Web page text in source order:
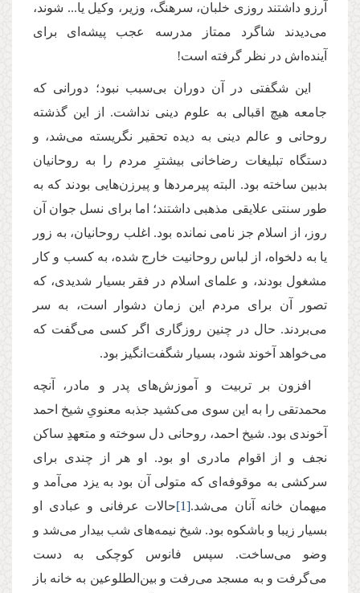
آرزو داشتند روزى خلبان، سرهنگ، وزیر، وكیل یا... شوند،
مى‌دیدند شاگرد ممتاز مدرسه عجب پیشه‌اى براى
آینده‌اش در نظر گرفته است!
این شگفتى در آن دوران بى‌سبب نبود؛ دورانى كه
جامعه هیچ اقبالى به علوم دینى نداشت. از این گذشته
روحانى و عالم دینى به دیده تحقیر نگریسته مى‌شد، و
دستگاه تبلیغات رضاخانى بیشترِ مردم را به روحانیان
بدبین ساخته بود. البته پیرمردها و پیرزن‌هایى بودند كه به
طور سنتى علایقى مذهبى داشتند؛ اما براى نسل جوان آن
روز، از اسلام جز نامى نمانده بود. اغلب روحانیان، به زور
یا به دلخواه، از لباس روحانیت خارج شده، به كسب و كار
مشغول بودند، و علماى اسلام در فقر بسیار شدیدى، كه
تصور آن براى مردم این زمان دشوار است، به سر
مى‌بردند. حال در چنین روزگارى اگر كسى مى‌گفت كه
مى‌خواهد آخوند شود، بسیار شگفت‌انگیز بود.
افزون بر تربیت و آموزش‌هاى پدر و مادر، آنچه
محمدتقى را به این سوى مى‌كشید جذبه معنوىِ شیخ احمد
آخوندى بود. شیخ احمد، روحانى دل سوخته و متعهدِ ساكن
نجف و از اقوام مادری او بود. او هر از چندى براى
سركشى به موقوفه‌اى كه متولى آن بود به یزد مى‌آمد و
میهمان خانه آنان مى‌شد.[1]
حالات عرفانى و عبادى او
بسیار زیبا و باشكوه بود. شیخ نیمه‌هاى شب بیدار مى‌شد و
وضو مى‌ساخت. سپس فانوس كوچكى به دست
مى‌گرفت و به مسجد مى‌رفت و بین‌الطلوعین به خانه باز